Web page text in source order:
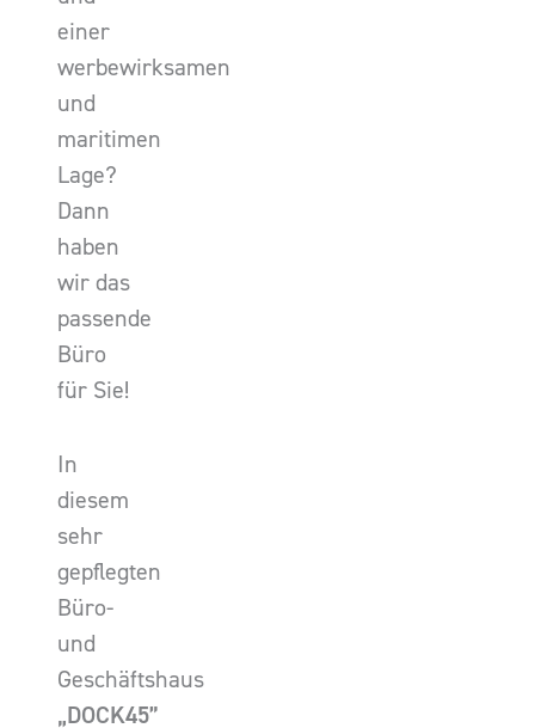
einer
werbewirksamen
und
maritimen
Lage?
Dann
haben
wir das
passende
Büro
für Sie!
In
diesem
sehr
gepflegten
Büro-
und
Geschäftshaus
„DOCK45”